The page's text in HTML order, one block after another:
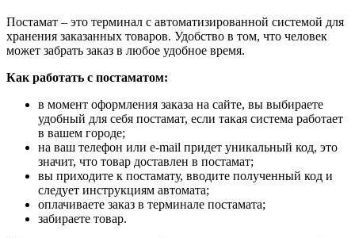
Постамат – это терминал с автоматизированной системой для
хранения заказанных товаров. Удобство в том, что человек
может забрать заказ в любое удобное время.
Как работать с постаматом:
в момент оформления заказа на сайте, вы выбираете
удобный для себя постамат, если такая система работает
в вашем городе;
на ваш телефон или e-mail придет уникальный код, это
значит, что товар доставлен в постамат;
вы приходите к постамату, вводите полученный код и
следует инструкциям автомата;
оплачиваете заказ в терминале постамата;
забираете товар.